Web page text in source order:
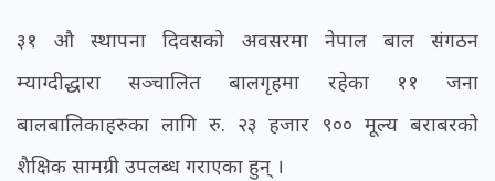
३१ औ स्थापना दिवसको अवसरमा नेपाल बाल संगठन
म्याग्दीद्धारा सञ्चालित बालगृहमा रहेका ११ जना
बालबालिकाहरुका लागि रु. २३ हजार ९०० मूल्य बराबरको
शैक्षिक सामग्री उपलब्ध गराएका हुन् ।